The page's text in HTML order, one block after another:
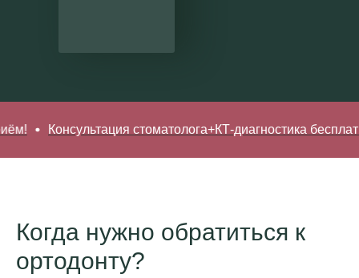
Консультация стоматолога+КТ-диагностика бесплатно* •
Когда нужно обратиться к
ортодонту?